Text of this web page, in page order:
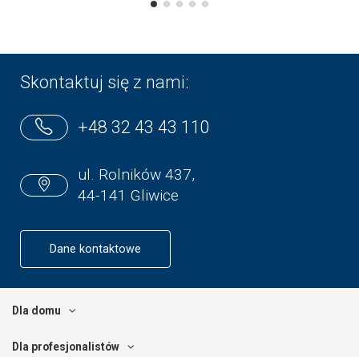
Skontaktuj się z nami:
+48 32 43 43 110
ul. Rolników 437,
44-141 Gliwice
Dane kontaktowe
Dla domu
Dla profesjonalistów